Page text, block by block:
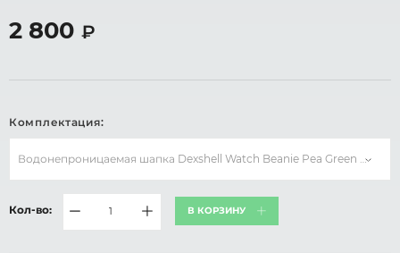
2 800 ₽
Комплектация:
Водонепроницаемая шапка Dexshell Watch Beanie Pea Green S/M
Кол-во: В КОРЗИНУ